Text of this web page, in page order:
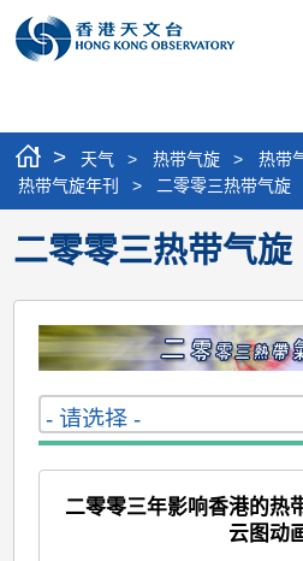
> 天气 > 热带气旋 > 热带
热带气旋年刊
> 二零零三热带气旋
二零零三热带气旋
二零零三年影响香港的热
云图动